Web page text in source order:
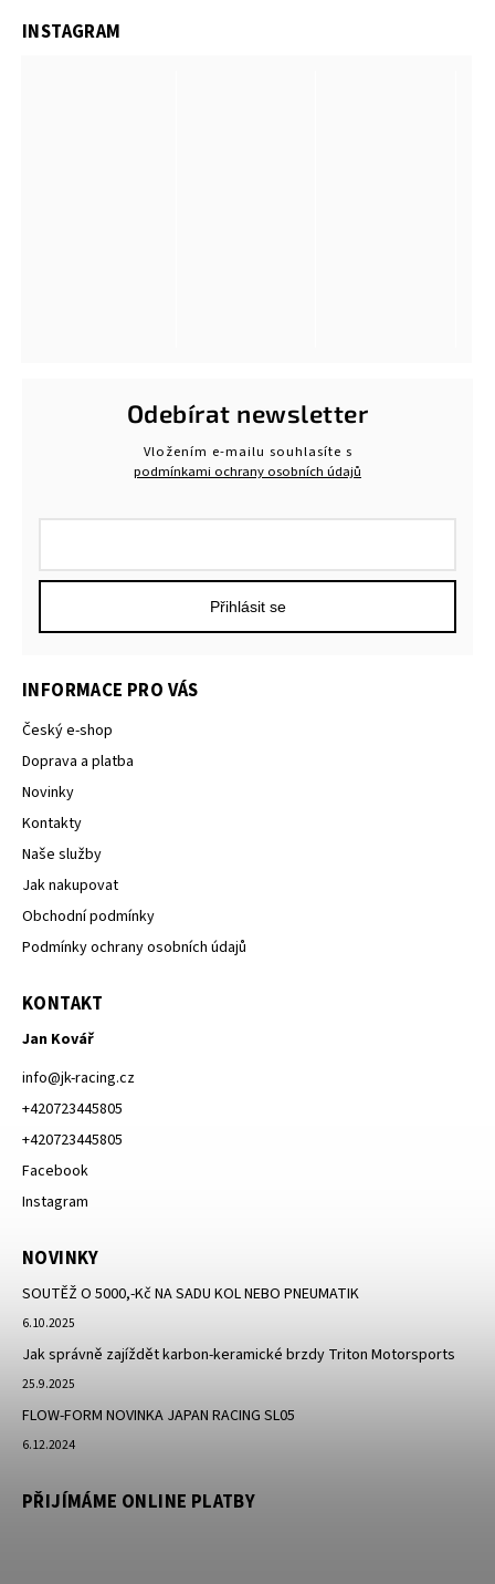
INSTAGRAM
INFORMACE PRO VÁS
Český e-shop
Doprava a platba
Novinky
Kontakty
Naše služby
Jak nakupovat
Obchodní podmínky
Podmínky ochrany osobních údajů
KONTAKT
Jan Kovář
info@jk-racing.cz
+420723445805
+420723445805
Facebook
Instagram
NOVINKY
SOUTĚŽ O 5000,-Kč NA SADU KOL NEBO PNEUMATIK
6.10.2025
Jak správně zajíždět karbon-keramické brzdy Triton Motorsports
25.9.2025
FLOW-FORM NOVINKA JAPAN RACING SL05
6.12.2024
PŘIJÍMÁME ONLINE PLATBY
Odebírat newsletter
Vložením e-mailu souhlasíte s
podmínkami ochrany osobních údajů
Přihlásit se